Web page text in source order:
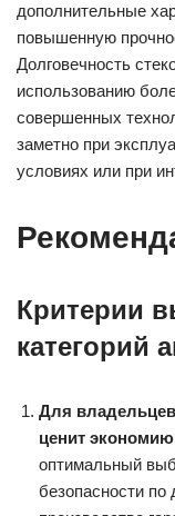
дополнительные
повышенную
Долговечность
использованию
совершенных
заметно при
условиях или при
Критерии
категорий
Для
ценит
оптимальный
безопасности по